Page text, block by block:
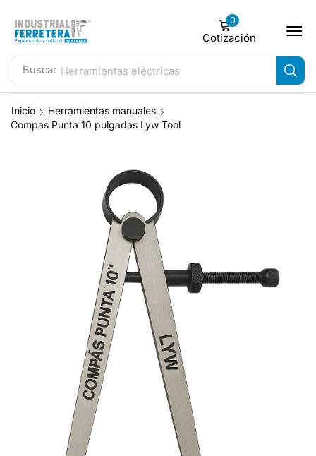
Buscar Herramientas eléctricas
0
Cotización
Inicio
Herramientas manuales
Compas Punta 10 pulgadas Lyw Tool